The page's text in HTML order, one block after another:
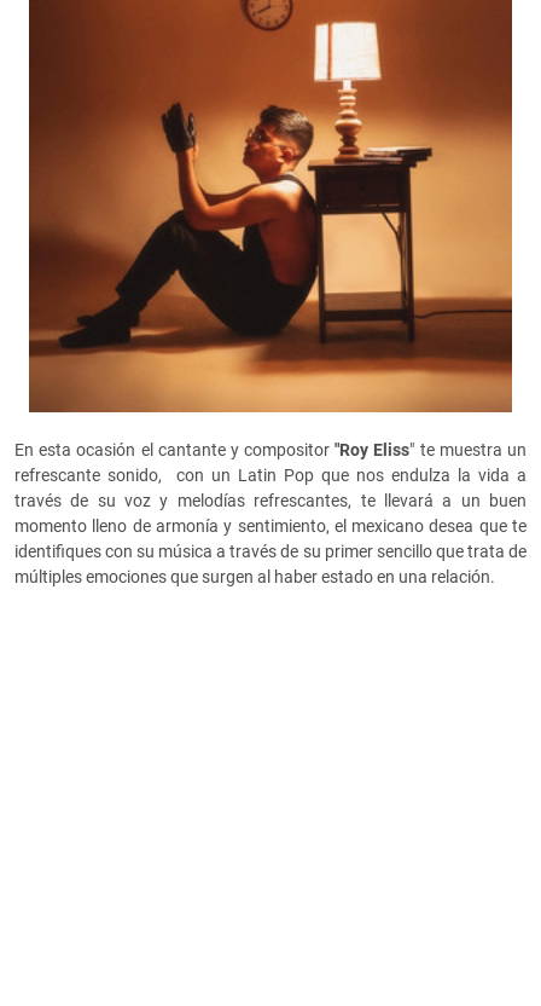
En esta ocasión el cantante y compositor"Roy Eliss" te muestra un
refrescante sonido, con un Latin Pop que nos endulza la vida a
través de su voz y melodías refrescantes, te llevará a un buen
momento lleno de armonía y sentimiento, el mexicano desea que te
identifiques con su música a través de su primer sencillo que trata de
múltiples emociones que surgen al haber estado en una relación.